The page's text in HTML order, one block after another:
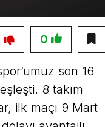
0
son 16
8 takım
ilk maçı 9 Mart